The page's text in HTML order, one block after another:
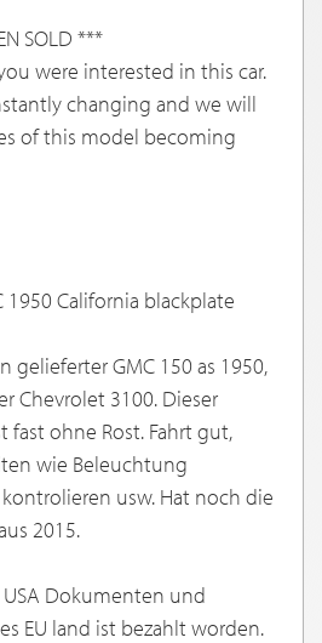
SOLD ***
were interested in this car.
changing and we will
of this model becoming
1950 California blackplate
gelieferter GMC 150 as 1950,
Chevrolet 3100. Dieser
fast ohne Rost. Fahrt gut,
wie Beleuchtung
usw. Hat noch die
2015.
Dokumenten und
EU land ist bezahlt worden.